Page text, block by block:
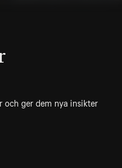
och ger dem nya insikter